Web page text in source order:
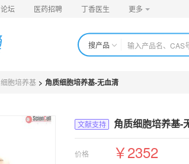
论坛 医药招聘 丁香医生 更多
搜产品
细胞培养基 > 角质细胞培养基-无血清
文献支持 角质细胞培养基-
价格 ￥2352